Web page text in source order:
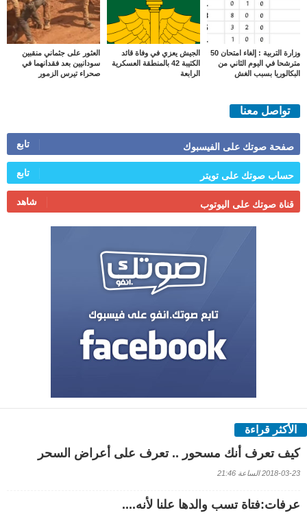
وزارة التربية : إلغاء امتحان 50
مترشحا في اليوم الثاني من
البكالوريا بسبب الغش
الجيش يعزي في وفاة قائد
الكتيبة 42 بالمنطقة العسكرية
الرابعة
العثور على جثماني منقبين
سودانيين بعد فقدانهما في
صحراء تيرس الزمور
تواصل معنا
صفحة صوتك على الفيسبوك تابع
حساب صوتك على تويتر تابع
قناة صوتك على اليوتوب شاهد
الأكثر قراءة
كيف تعرف أنك مسحور .. تعرف على أعراض السحر
2018-03-23 الساعة 21:46
عرفات:فتاة تسب والدها علنا لأنه....